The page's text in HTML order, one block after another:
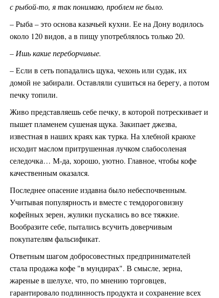
с рыбой-то, я так понимаю, проблем не было.
– Рыба – это основа казачьей кухни. Ее на Дону водилось
около 120 видов, а в пищу употреблялось только 20.
– Ишь какие переборчивые.
– Если в сеть попадались щука, чехонь или судак, их
домой не забирали. Оставляли сушиться на берегу, а потом
печку топили.
Живо представляешь себе печку, в которой потрескивает и
пышет пламенем сушеная щука. Закипает джезва,
известная в наших краях как турка. На хлебной краюхе
исходит маслом притрушенная лучком слабосоленая
селедочка… М-да, хорошо, уютно. Главное, чтобы кофе
качественным оказался.
Последнее опасение издавна было небеспочвенным.
Учитывая популярность и вместе с темдороговизну
кофейных зерен, жулики пускались во все тяжкие.
Вообразите себе, пытались всучить доверчивым
покупателям фальсификат.
Ответным шагом добросовестных предпринимателей
стала продажа кофе "в мундирах". В смысле, зерна,
жареные в шелухе, что, по мнению торговцев,
гарантировало подлинность продукта и сохранение всех